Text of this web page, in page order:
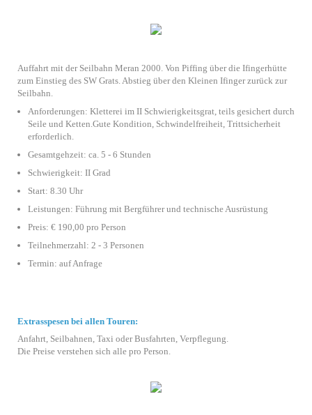
Auffahrt mit der Seilbahn Meran 2000. Von Piffing über die Ifingerhütte
zum Einstieg des SW Grats. Abstieg über den Kleinen Ifinger zurück zur
Seilbahn.
Anforderungen: Kletterei im II Schwierigkeitsgrat, teils gesichert durch
Seile und Ketten.Gute Kondition, Schwindelfreiheit, Trittsicherheit
erforderlich.
Gesamtgehzeit: ca. 5 - 6 Stunden
Schwierigkeit: II Grad
Start: 8.30 Uhr
Leistungen: Führung mit Bergführer und technische Ausrüstung
Preis: € 190,00 pro Person
Teilnehmerzahl: 2 - 3 Personen
Termin: auf Anfrage
Extrasspesen bei allen Touren:
Anfahrt, Seilbahnen, Taxi oder Busfahrten, Verpflegung.
Die Preise verstehen sich alle pro Person.